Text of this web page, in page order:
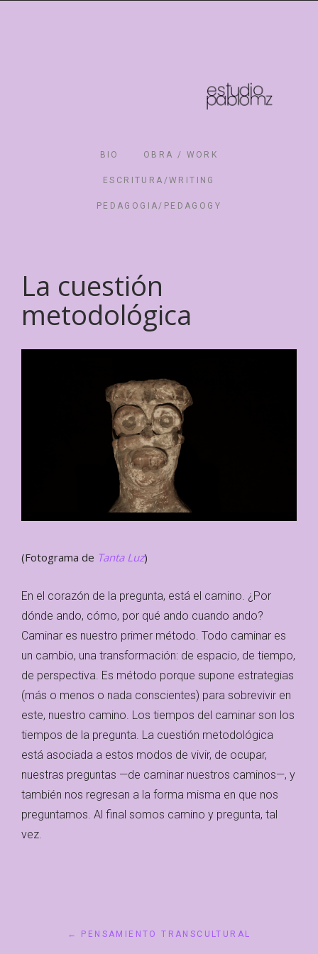
BIO OBRA / WORK
ESCRITURA/WRITING
PEDAGOGIA/PEDAGOGY
La cuestión
metodológica
(Fotograma de Tanta Luz)
En el corazón de la pregunta, está el camino. ¿Por
dónde ando, cómo, por qué ando cuando ando?
Caminar es nuestro primer método. Todo caminar es
un cambio, una transformación: de espacio, de tiempo,
de perspectiva. Es método porque supone estrategias
(más o menos o nada conscientes) para sobrevivir en
este, nuestro camino. Los tiempos del caminar son los
tiempos de la pregunta. La cuestión metodológica
está asociada a estos modos de vivir, de ocupar,
nuestras preguntas —de caminar nuestros caminos—, y
también nos regresan a la forma misma en que nos
preguntamos. Al final somos camino y pregunta, tal
vez.
← PENSAMIENTO TRANSCULTURAL